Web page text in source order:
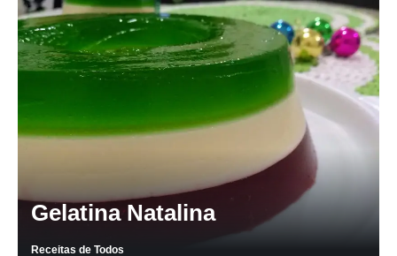
Gelatina Natalina
Receitas de Todos